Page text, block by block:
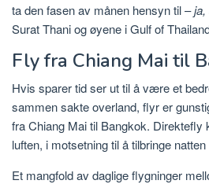
ta den fasen av månen hensyn til –
Surat Thani og øyene i Gulf of
Fly fra Chiang Mai til
Hvis sparer tid ser ut til å være et
sammen sakte overland, flyr er
fra Chiang Mai til Bangkok. Direktefly
luften, i motsetning til å tilbringe
Et mangfold av daglige flygninger